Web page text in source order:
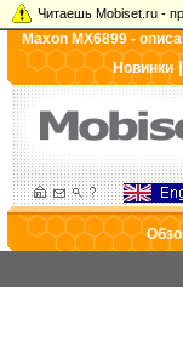
Читаешь Mobiset.ru -
Maxon MX6899 -
Новинки